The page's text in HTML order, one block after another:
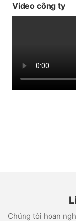
Video công ty
Chúng tôi hoan